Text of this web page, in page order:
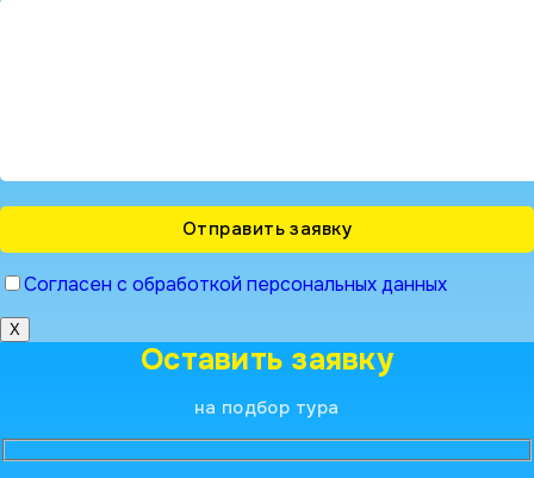
Согласен с обработкой персональных данных
X
Оставить заявку
на подбор тура